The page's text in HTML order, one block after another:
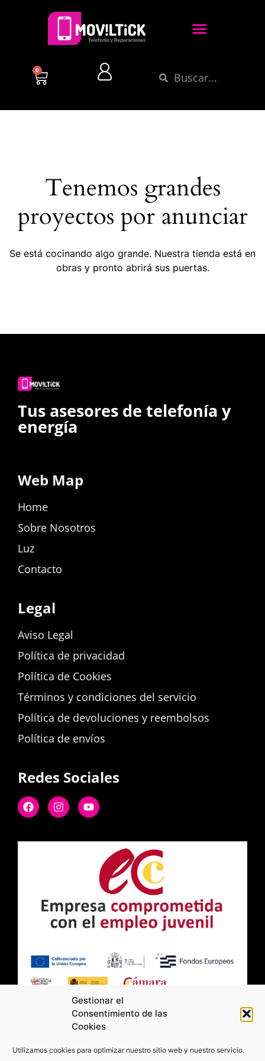
Gestionar el
Consentimiento de las
Cookies
Utilizamos cookies para optimizar nuestro sitio web y nuestro servicio.
0
Tenemos grandes
proyectos por anunciar
Se está cocinando algo grande. Nuestra tienda está en
obras y pronto abrirá sus puertas.
Tus asesores de telefonía y
energía
Web Map
Home
Sobre Nosotros
Luz
Contacto
Legal
Aviso Legal
Política de privacidad
Política de Cookies
Términos y condiciones del servicio
Política de devoluciones y reembolsos
Política de envíos
Redes Sociales
2026 Moviltick technologies. Todos los